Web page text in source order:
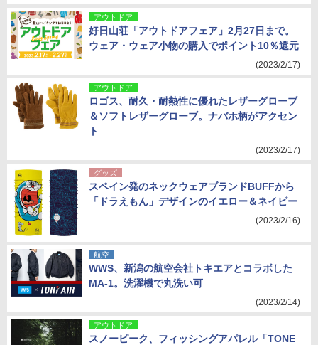
アウトドア
好日山荘「アウトドアフェア」2月27日まで。
ウェア・ウェア小物の購入でポイント10％還元
(2023/2/17)
アウトドア
ロゴス、耐久・耐熱性に優れたレザーグローブ
＆ソフトレザーグローブ。ナバホ柄がアクセン
ト
(2023/2/17)
グッズ
スペイン発のネックウェアブランドBUFFから
「ドラえもん」デザインのイエロー＆ネイビー
(2023/2/16)
航空
WWS、新潟の航空会社トキエアとコラボした
MA-1。洗濯機で丸洗い可
(2023/2/14)
アウトドア
スノーピーク、フィッシングアパレル「TONE